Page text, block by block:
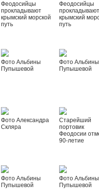
Феодосийцы
прокладывают
крымский морской
путь
Феодосийцы
крымский
путь
Фото Альбины
Пупышевой
Фото Альбины
Пупышевой
Фото Александра
Скляра
Старейший
портовик
Феодосии
90-летие
Фото Альбины
Пупышевой
Фото Альбины
Пупышевой